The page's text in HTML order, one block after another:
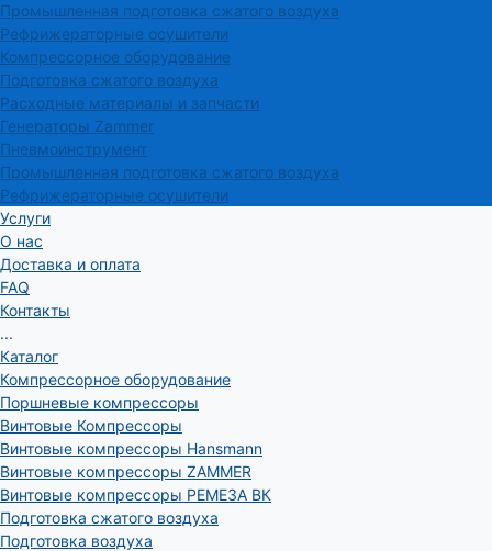
Промышленная подготовка сжатого воздуха
Рефрижераторные осушители
Компрессорное оборудование
Подготовка сжатого воздуха
Расходные материалы и запчасти
Генераторы Zammer
Пневмоинструмент
Промышленная подготовка сжатого воздуха
Рефрижераторные осушители
Услуги
О нас
Доставка и оплата
FAQ
Контакты
...
Каталог
Компрессорное оборудование
Поршневые компрессоры
Винтовые Компрессоры
Винтовые компрессоры Hansmann
Винтовые компрессоры ZAMMER
Винтовые компрессоры РЕМЕЗА ВК
Подготовка сжатого воздуха
Подготовка воздуха